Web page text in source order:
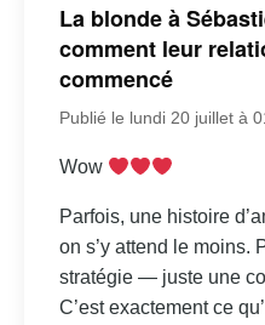
La blonde à
comment leur
commencé
Publié le lundi 20 juillet à
Wow
Parfois, une histoire
on s’y attend le moins.
stratégie — juste une
C’est exactement ce